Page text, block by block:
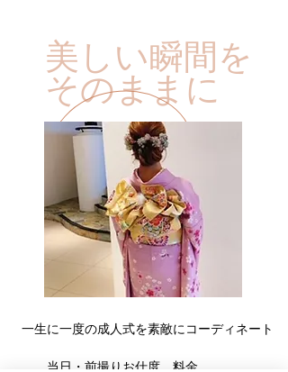
美しい瞬間を
そのままに
一生に一度の成人式を素敵にコーディネート
当日・前撮りお仕度 料金